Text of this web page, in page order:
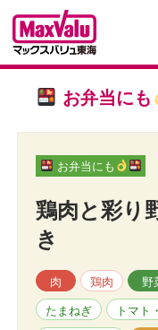
お弁当にも
お弁当にも
鶏肉と彩り
き
肉 鶏肉 野
たまねぎ トマト